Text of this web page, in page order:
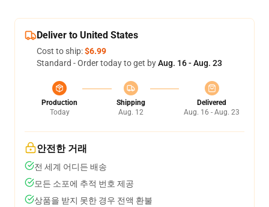
Deliver to United States
Cost to ship:$6.99
Standard - Order today to get byAug. 16 - Aug. 23
Production
Today
Shipping
Aug. 12
Delivered
Aug. 16 - Aug. 23
안전한 거래
전 세계 어디든 배송
모든 소포에 추적 번호 제공
상품을 받지 못한 경우 전액 환불